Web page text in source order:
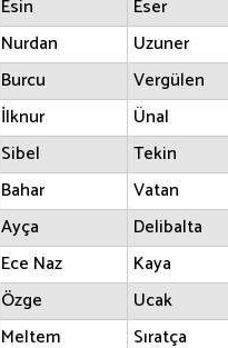
Esin Eser
Nurdan Uzuner
Burcu Vergülen
İlknur Ünal
Sibel Tekin
Bahar Vatan
Ayça Delibalta
Ece Naz Kaya
Özge Ucak
Meltem Sıratça